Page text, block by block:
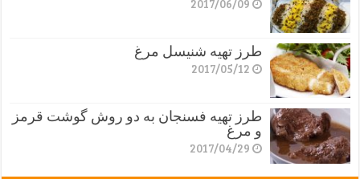
2017/06/09
طرز تهیه شنیسل مرغ
2017/05/12
طرز تهیه فسنجان به دو روش گوشت قرمز
و مرغ
2017/04/29